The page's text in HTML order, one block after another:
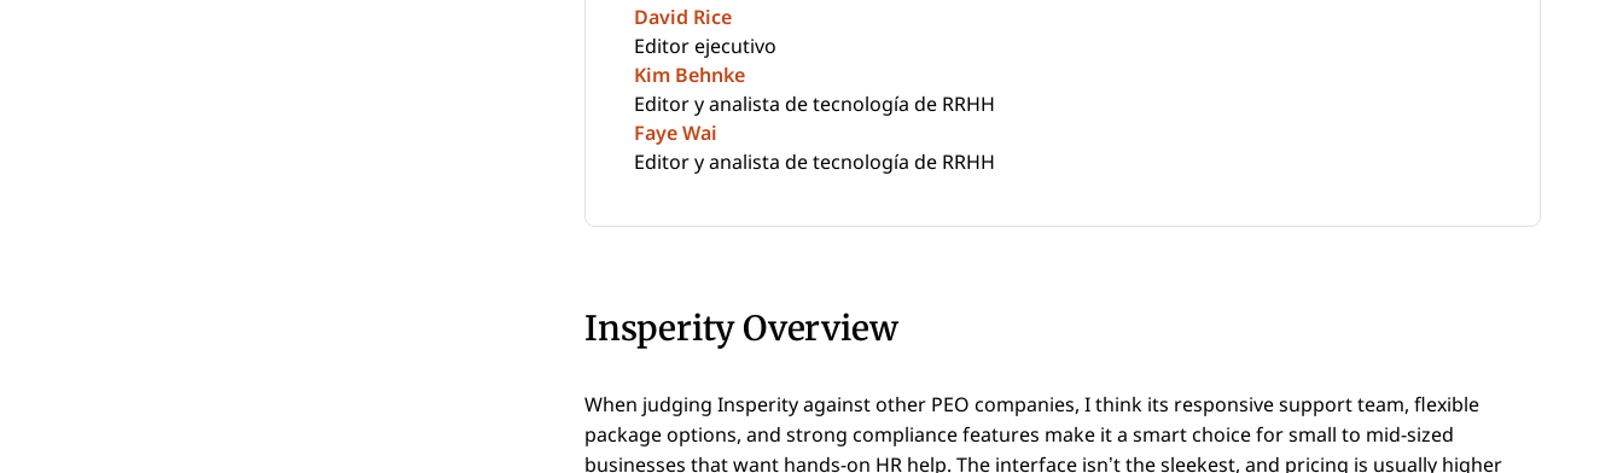
David Rice
Editor ejecutivo
Kim Behnke
Editor y analista de tecnología de RRHH
Faye Wai
Editor y analista de tecnología de RRHH
Insperity Overview
When judging Insperity against other PEO companies, I think its responsive support team, flexible
package options, and strong compliance features make it a smart choice for small to mid-sized
businesses that want hands-on HR help. The interface isn’t the sleekest, and pricing is usually higher